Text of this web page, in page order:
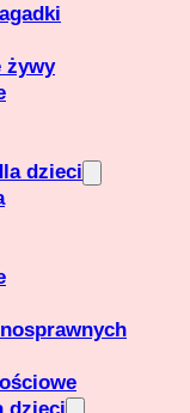
żywy
dzieci